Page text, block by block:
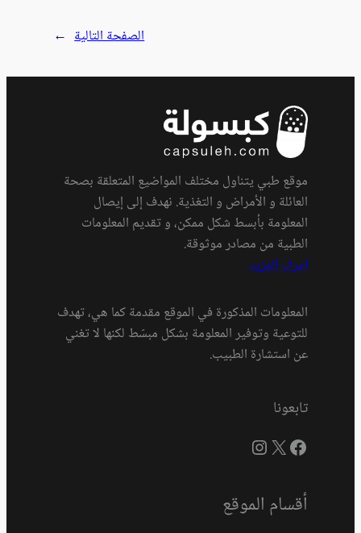
الصفحة التالية →
موقع طبي يتناول مختلف المواضيع المتعلقة بصحة
العائلة و الأمراض و التغذية. نهدف إلى إيصال
المعلومة بأبسط شكل ممكن، و تقديم المعلومات
الطبية من مصادر موثوقة.
اعرف المزيد
المعلومات المذكورة في الموقع مقدمة كما هي، تهدف
للتوعية وتوفير المعلومة بشكل مبسّط لكنها لا تغني
عن استشارة الطبيب.
تابعونا
فيسبوك إكسإنستجرام
أقسام الموقع